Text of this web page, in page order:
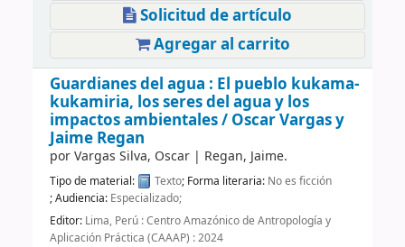
Solicitud de artículo
Agregar al carrito
Guardianes del agua : El pueblo kukama-
kukamiria, los seres del agua y los
impactos ambientales / Oscar Vargas y
Jaime Regan
porVargas Silva, Oscar| Regan, Jaime.
Tipo de material: Texto; Forma literaria: No es ficción
; Audiencia: Especializado;
Editor: Lima, Perú : Centro Amazónico de Antropología y
Aplicación Práctica (CAAAP) : 2024